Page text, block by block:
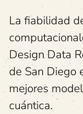
La fiabilidad
Design Data
de San Diego
mejores
cuántica.